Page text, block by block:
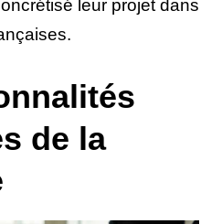
leur projet dans
de la